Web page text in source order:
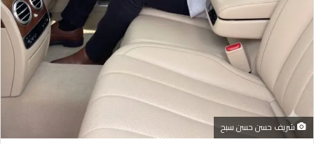
شريف حسن حسن سبح